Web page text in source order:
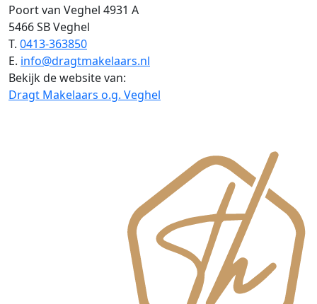
Poort van Veghel 4931 A
5466 SB Veghel
T. 0413-363850
E. info@dragtmakelaars.nl
Bekijk de website van:
Dragt Makelaars o.g. Veghel